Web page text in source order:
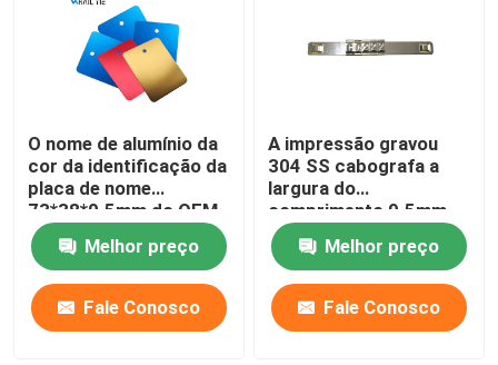
O nome de alumínio da
cor da identificação da
placa de nome
73*38*0.5mm do OEM
etiqueta para o
equipamentoMelhor preço
Fale Conosco
A impressão gravou
304 SS cabografa a
largura do
comprimento 9.5mm
da placa 89mm da
etiquetaMelhor preço
Fale Conosco